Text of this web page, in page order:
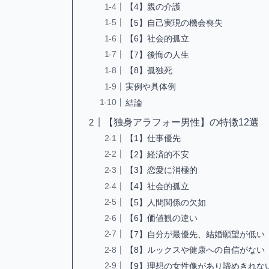
【4】親の介護
【5】自己実現の機会喪失
【6】社会的孤立
【7】後悔の人生
【8】孤独死
実例や具体例
結論
【独身アラフォー男性】の特徴12選
【1】仕事優先
【2】経済的不安
【3】恋愛に消極的
【4】社会的孤立
【5】人間関係の欠如
【6】価値観の違い
【7】自分が最優先、結婚願望が低い
【8】ルックスや健康への自信がない
【9】理想の女性像があり諦めきれな